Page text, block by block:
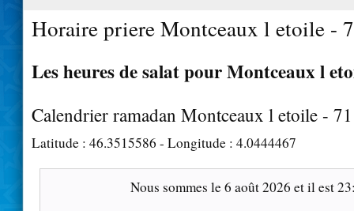
Horaire priere Montceaux l etoile -
Les heures de salat pour Montceaux l
Calendrier ramadan Montceaux l etoile -
Latitude : 46.3515586 - Longitude : 4.0444467
Nous sommes le6 août 2026 et il est